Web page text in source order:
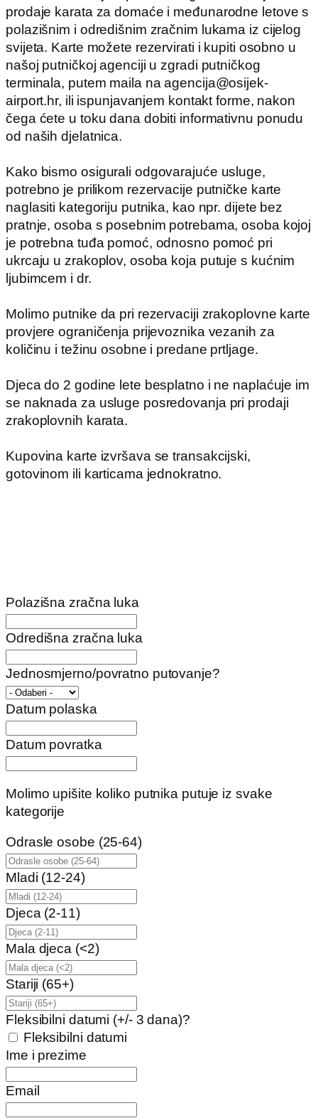
prodaje karata za domaće i međunarodne letove s
polazišnim i odredišnim zračnim lukama iz cijelog
svijeta. Karte možete rezervirati i kupiti osobno u
našoj putničkoj agenciji u zgradi putničkog
terminala, putem maila na agencija@osijek-
airport.hr, ili ispunjavanjem kontakt forme, nakon
čega ćete u toku dana dobiti informativnu ponudu
od naših djelatnica.
Kako bismo osigurali odgovarajuće usluge,
potrebno je prilikom rezervacije putničke karte
naglasiti kategoriju putnika, kao npr. dijete bez
pratnje, osoba s posebnim potrebama, osoba kojoj
je potrebna tuđa pomoć, odnosno pomoć pri
ukrcaju u zrakoplov, osoba koja putuje s kućnim
ljubimcem i dr.
Molimo putnike da pri rezervaciji zrakoplovne karte
provjere ograničenja prijevoznika vezanih za
količinu i težinu osobne i predane prtljage.
Djeca do 2 godine lete besplatno i ne naplaćuje im
se naknada za usluge posredovanja pri prodaji
zrakoplovnih karata.
Kupovina karte izvršava se transakcijski,
gotovinom ili karticama jednokratno.
Polazišna zračna luka
Odredišna zračna luka
Jednosmjerno/povratno putovanje?
Datum polaska
Datum povratka
Molimo upišite koliko putnika putuje iz svake
kategorije
Odrasle osobe (25-64)
Mladi (12-24)
Djeca (2-11)
Mala djeca (<2)
Stariji (65+)
Fleksibilni datumi (+/- 3 dana)?
Fleksibilni datumi
Ime i prezime
Email